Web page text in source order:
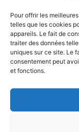
Pour offrir les
telles que les cookies
appareils. Le fait de
traiter des données
uniques sur ce site. Le
consentement peut
et fonctions.